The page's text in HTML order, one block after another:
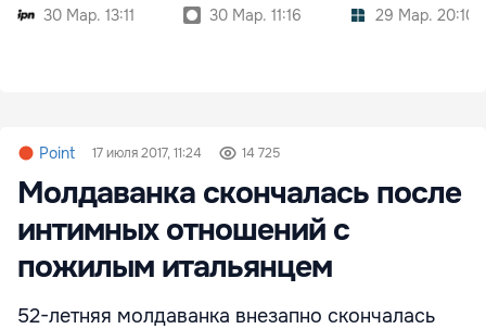
30 Мар. 13:11
30 Мар. 11:16
29 Мар. 20:10
Point 17 июля 2017, 11:24 14 725
Молдаванка скончалась после
интимных отношений с
пожилым итальянцем
52-летняя молдаванка внезапно скончалась